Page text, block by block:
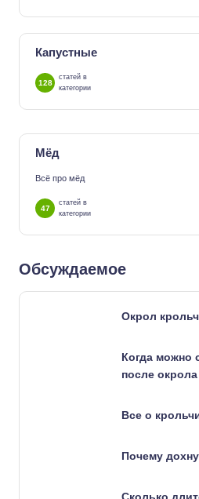
Капустные
128
статей в
категории
Мёд
Всё про мёд
47
статей в
категории
Обсуждаемое
Окрол
Когда можно
после окрола
Все о
Почему